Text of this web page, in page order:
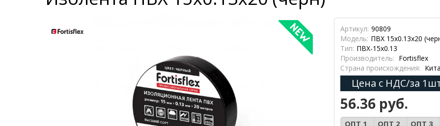
Артикул: 90809
Модель: ПВХ 15x0.13х20
Тип: ПВХ-15х0.13
Производитель: Fortisflex
Страна происхождения:
Цена с НДС/за
56.36 руб.
ОПТ 1 ОПТ 2 ОПТ 3